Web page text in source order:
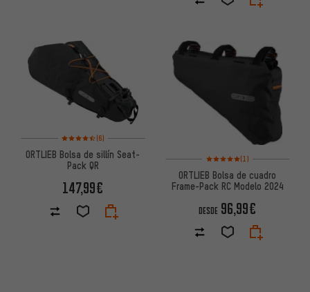
Valoración media: 4,5 de 5 basada en 6 reseñas
(6)
ORTLIEB Bolsa de sillín Seat-
Pack QR
147,99€
Valoración media: 5 de 5
(1)
ORTLIEB Bolsa de cuadro
Frame-Pack RC Modelo 2024
DESDE 96,99€